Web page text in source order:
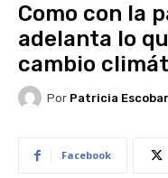
Como con la
adelanta lo
cambio
Por Patricia Escobar
Facebook